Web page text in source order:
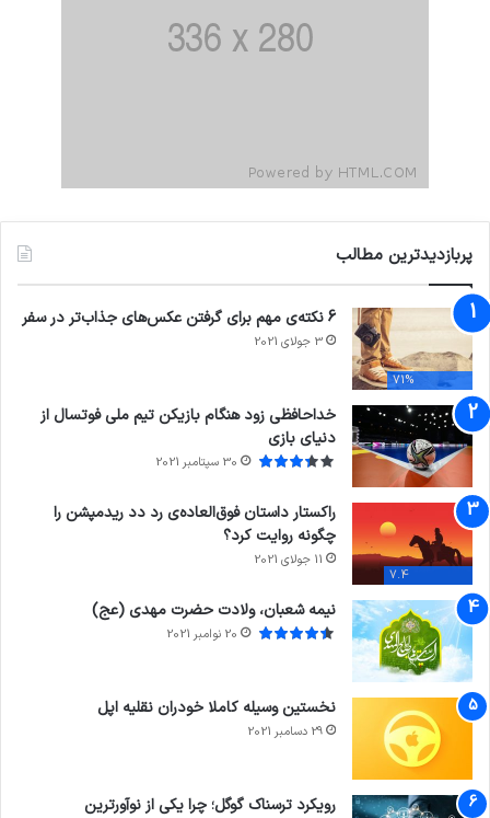
پربازدیدترین مطالب
71%
6 نکته‌ی مهم برای گرفتن عکس‌های جذاب‌تر در سفر
3 جولای 2021
خداحافظی زود هنگام بازیکن تیم ملی فوتسال از
دنیای بازی
30 سپتامبر 2021
7.4
راکستار داستان فوق‌العاده‌ی رد دد ریدمپشن را
چگونه روایت کرد؟
11 جولای 2021
نیمه شعبان، ولادت حضرت مهدی (عج)
20 نوامبر 2021
نخستین وسیله کاملا خودران نقلیه اپل
29 دسامبر 2021
رویکرد ترسناک گوگل؛ چرا یکی از نوآورترین